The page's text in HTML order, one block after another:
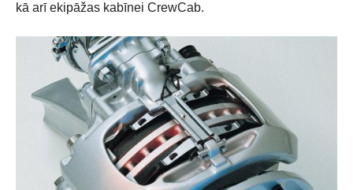
kā arī ekipāžas kabīnei CrewCab.